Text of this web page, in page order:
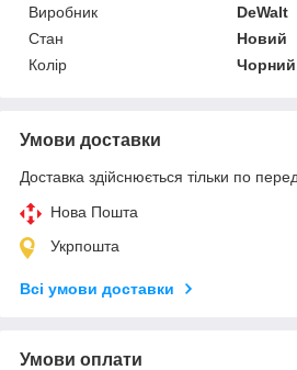
Виробник
DeWalt
Стан
Новий
Колір
Чорний
Умови доставки
Доставка здійснюється тільки по
Нова Пошта
Укрпошта
Всі умови доставки
Умови оплати